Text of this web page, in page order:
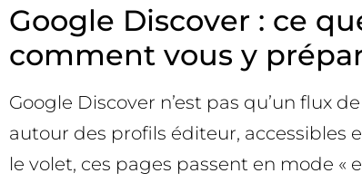
Google Discover : ce
comment vous y
Google Discover n’est pas qu’un flux
autour des profils éditeur, accessibles
le volet, ces pages passent en mode «